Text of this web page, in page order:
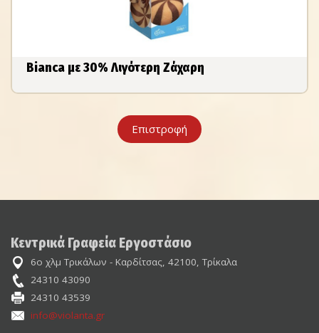
Bianca με 30% Λιγότερη Ζάχαρη
Επιστροφή
Κεντρικά Γραφεία Εργοστάσιο
6ο χλμ Τρικάλων - Καρδίτσας, 42100, Τρίκαλα
24310 43090
24310 43539
info@violanta.gr